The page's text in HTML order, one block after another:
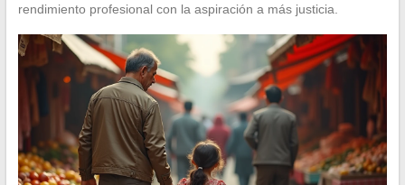
rendimiento profesional con la aspiración a más justicia.